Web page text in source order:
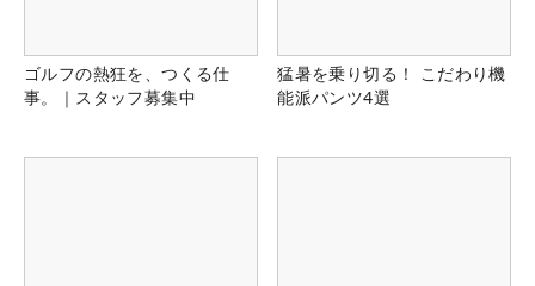
ゴルフの熱狂を、つくる仕
事。｜スタッフ募集中
猛暑を乗り切る！ こだわり機
能派パンツ4選